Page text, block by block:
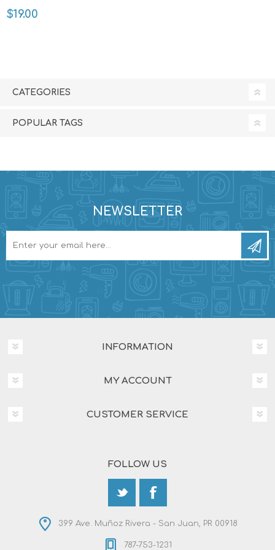
$19.00
CATEGORIES
POPULAR TAGS
NEWSLETTER
INFORMATION
MY ACCOUNT
CUSTOMER SERVICE
FOLLOW US
399 Ave. Muñoz Rivera - San Juan, PR 00918
787-753-1231